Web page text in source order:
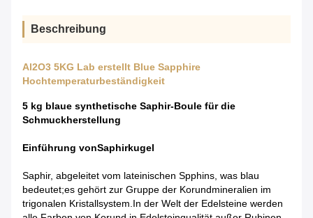
Beschreibung
Al2O3 5KG Lab erstellt Blue Sapphire
Hochtemperaturbeständigkeit
5 kg blaue synthetische Saphir-Boule für die
Schmuckherstellung
Einführung vonSaphirkugel
Saphir, abgeleitet vom lateinischen Spphins, was blau
bedeutet;es gehört zur Gruppe der Korundmineralien im
trigonalen Kristallsystem.In der Welt der Edelsteine ​​werden